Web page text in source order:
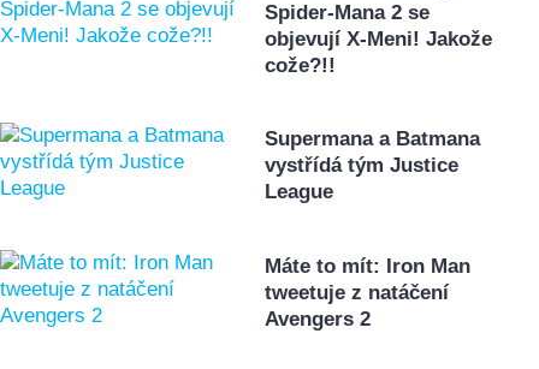
Spider-Mana 2 se
objevují X-Meni! Jakože
cože?!!
Supermana a Batmana
vystřídá tým Justice
League
Máte to mít: Iron Man
tweetuje z natáčení
Avengers 2